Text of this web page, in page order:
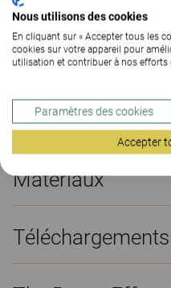
Matériaux
The Better Effect Index (2,18)
Matériaux
Nous utilisons des cookies
En cliquant sur « Accepter tous les
cookies sur votre appareil pour
utilisation et contribuer à nos efforts
Paramètres des cookies
Accepter